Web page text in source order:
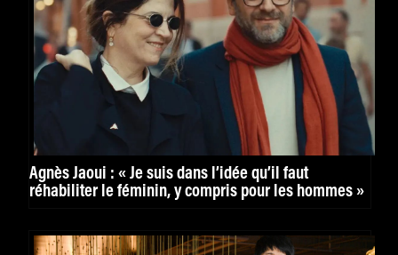
Agnès Jaoui : « Je suis dans l’idée qu’il faut
réhabiliter le féminin, y compris pour les hommes »